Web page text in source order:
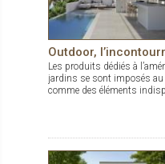
Outdoor,
Les produits dédiés à
jardins se sont imposés au
comme des éléments